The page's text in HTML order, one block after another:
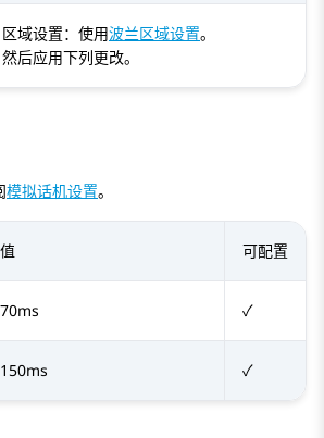
区域设置：使用波兰区域设置。
然后应用下列更改。
模拟话机设置。
值 可配置
70ms ✓
150ms ✓